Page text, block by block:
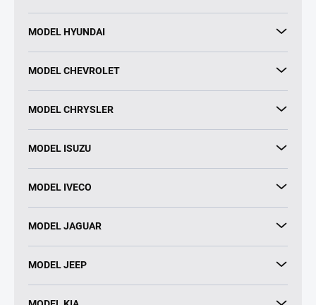
MODEL HYUNDAI
MODEL CHEVROLET
MODEL CHRYSLER
MODEL ISUZU
MODEL IVECO
MODEL JAGUAR
MODEL JEEP